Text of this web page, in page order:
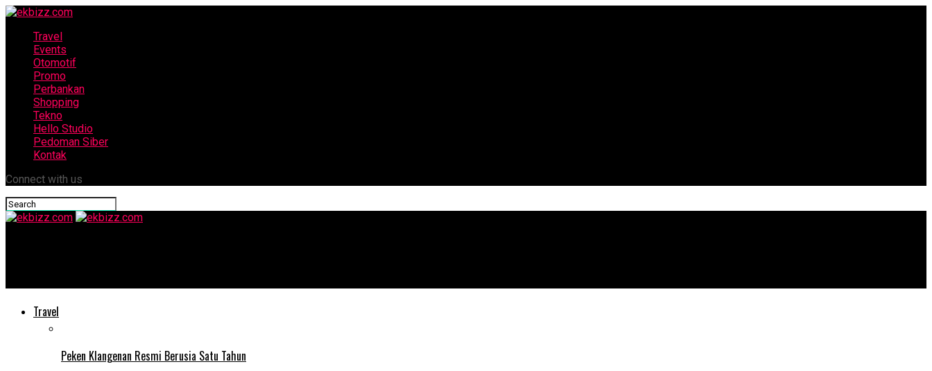
Travel
Events
Otomotif
Promo
Perbankan
Shopping
Tekno
Hello Studio
Pedoman Siber
Kontak
Connect with us
Travel
Peken Klangenan Resmi Berusia Satu Tahun